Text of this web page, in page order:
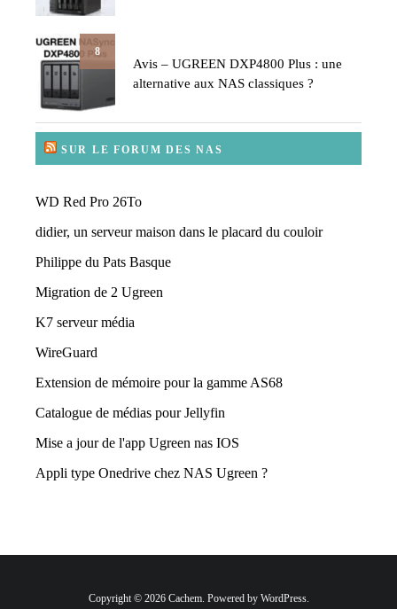
8
Avis – UGREEN DXP4800 Plus : une
alternative aux NAS classiques ?
SUR LE FORUM DES NAS
WD Red Pro 26To
didier, un serveur maison dans le placard du couloir
Philippe du Pats Basque
Migration de 2 Ugreen
K7 serveur média
WireGuard
Extension de mémoire pour la gamme AS68
Catalogue de médias pour Jellyfin
Mise a jour de l'app Ugreen nas IOS
Appli type Onedrive chez NAS Ugreen ?
Copyright © 2026 Cachem. Powered by WordPress.